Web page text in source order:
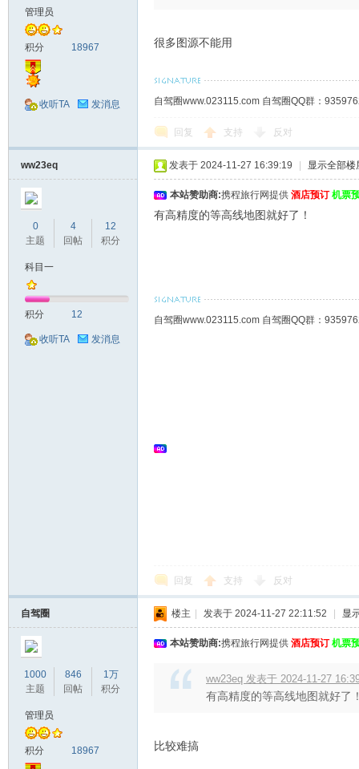
管理员
积分 18967
收听TA 发消息
很多图源不能用
自驾圈www.023115.com 自驾圈QQ群：
回复 支持 反对
ww23eq
0
主题
4
回帖
12
积分
科目一
积分 12
收听TA 发消息
发表于 2024-11-27 16:39:19 显示全部楼
本站赞助商:携程旅行网提供 酒店预订 机票
有高精度的等高线地图就好了！
自驾圈www.023115.com 自驾圈QQ群：
回复 支持 反对
自驾圈
1000
主题
846
回帖
1万
积分
管理员
积分 18967
楼主 发表于 2024-11-27 22:11:52 显
本站赞助商:携程旅行网提供 酒店预订 机票
ww23eq 发表于 2024-11-27
有高精度的等高线地图就好了
比较难搞